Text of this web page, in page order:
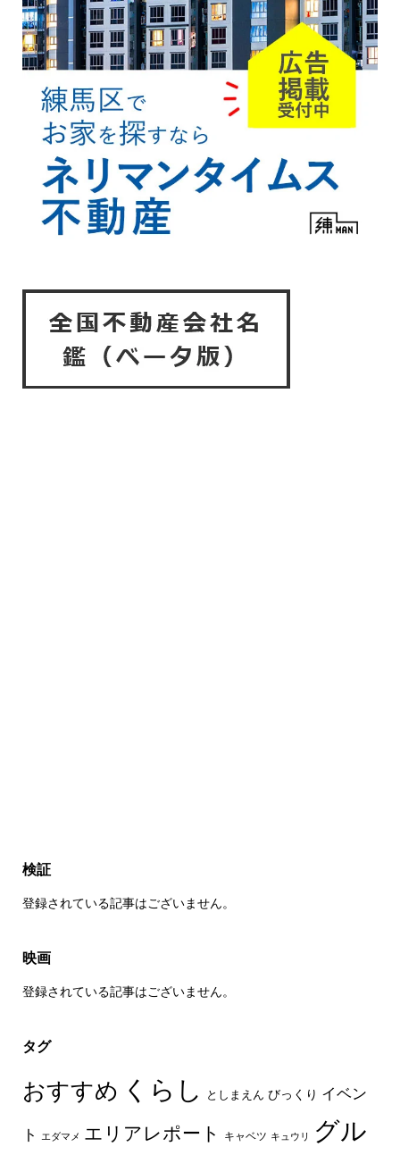
検証
登録されている記事はございません。
映画
登録されている記事はございません。
タグ
おすすめ くらし としまえん びっくり イベン
ト エダマメ エリアレポート キャベツ キュウリ
グル